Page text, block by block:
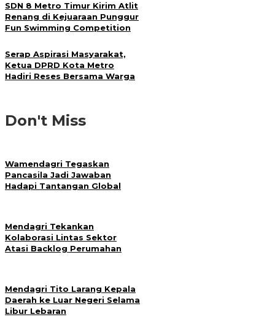
SDN 8 Metro Timur Kirim Atlit
Renang di Kejuaraan Punggur
Fun Swimming Competition
Serap Aspirasi Masyarakat,
Ketua DPRD Kota Metro
Hadiri Reses Bersama Warga
Don't Miss
Wamendagri Tegaskan
Pancasila Jadi Jawaban
Hadapi Tantangan Global
Mendagri Tekankan
Kolaborasi Lintas Sektor
Atasi Backlog Perumahan
Mendagri Tito Larang Kepala
Daerah ke Luar Negeri Selama
Libur Lebaran